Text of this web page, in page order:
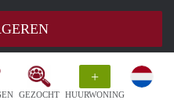
GEZOCHT
+
HUURWONING